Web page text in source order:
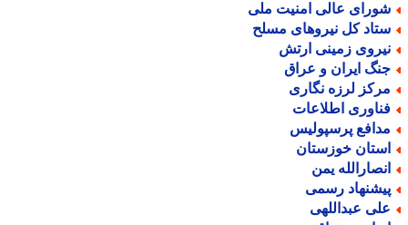
عالی امنیت ملی
کل نیروهای مسلح
زمینی ارتش
ایران و عراق
لرزه نگاری
اطلاعات
پرسپولیس
خوزستان
یمن
رسمی
عبداللهی